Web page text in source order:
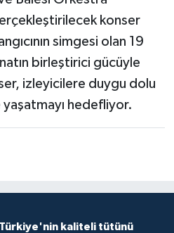
konser
simgesi olan 19
birleştirici gücüyle
izleyicilere duygu dolu
hedefliyor.
Türkiye'nin kaliteli tütünü